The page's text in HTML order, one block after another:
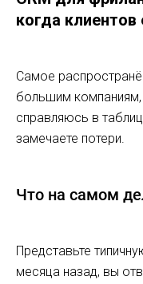
когда
Самое
большим компаниям,
справляюсь в
замечаете потери.
Что на самом
Представьте
месяца назад, вы